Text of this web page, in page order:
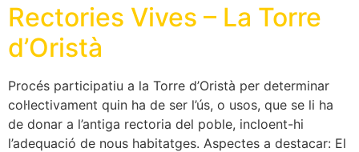
Rectories Vives – La Torre
d’Oristà
Procés participatiu a la Torre d’Oristà per determinar
col·lectivament quin ha de ser l’ús, o usos, que se li ha
de donar a l’antiga rectoria del poble, incloent-hi
l’adequació de nous habitatges. Aspectes a destacar: El